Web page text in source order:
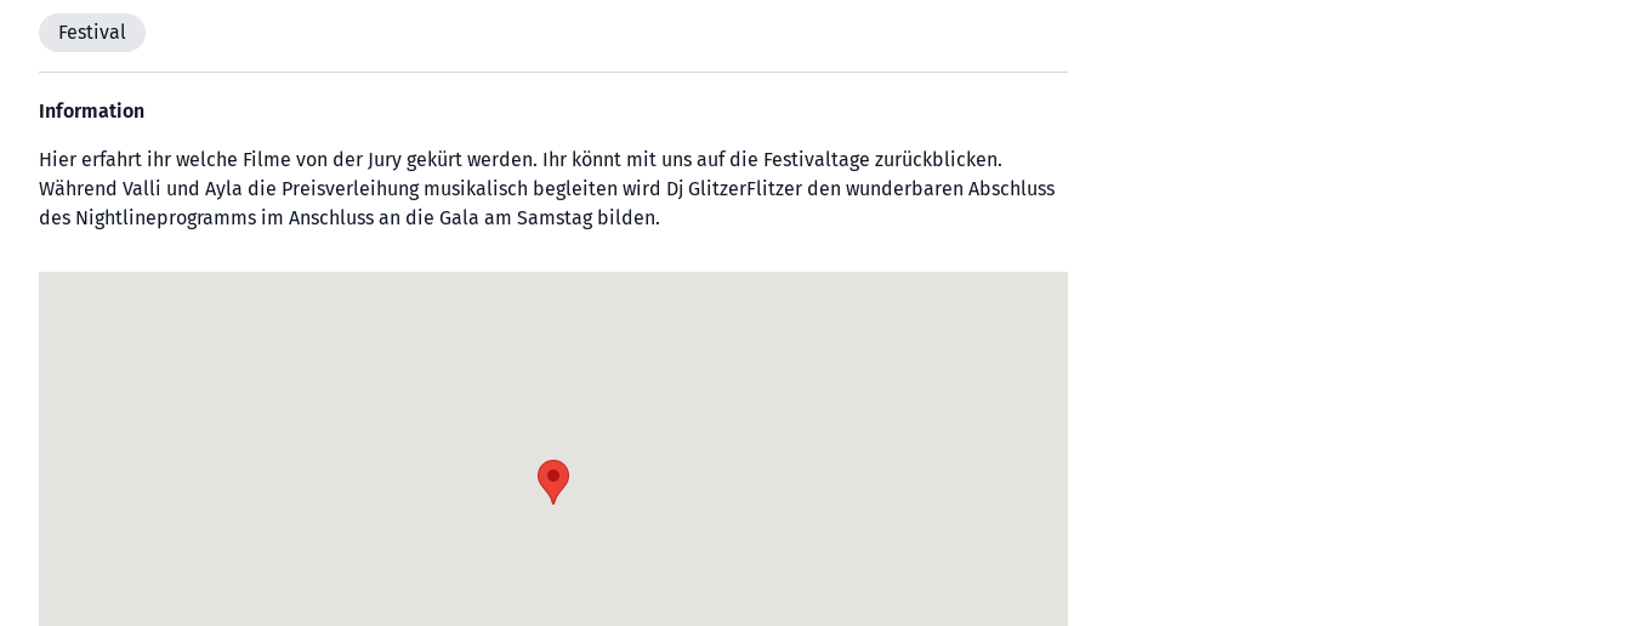
Festival
Information
Hier erfahrt ihr welche Filme von der Jury gekürt werden. Ihr könnt mit uns auf die Festivaltage zurückblicken.
Während Valli und Ayla die Preisverleihung musikalisch begleiten wird Dj GlitzerFlitzer den wunderbaren Abschluss
des Nightlineprogramms im Anschluss an die Gala am Samstag bilden.